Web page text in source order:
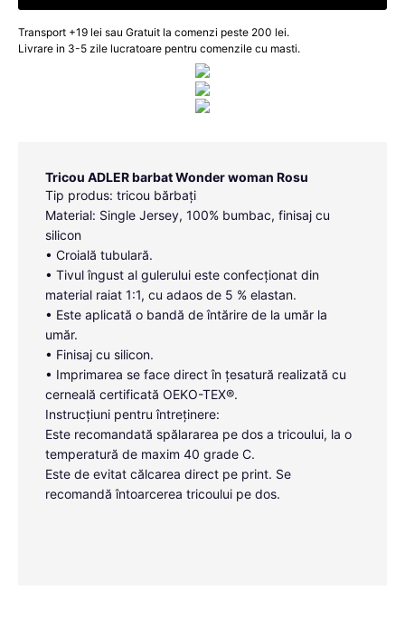
Transport +19 lei sau Gratuit la comenzi peste 200 lei.
Livrare in 3-5 zile lucratoare pentru comenzile cu masti.
Tricou ADLER barbat Wonder woman Rosu
Tip produs: tricou bărbați
Material: Single Jersey, 100% bumbac, finisaj cu
silicon
• Croială tubulară.
• Tivul îngust al gulerului este confecționat din
material raiat 1:1, cu adaos de 5 % elastan.
• Este aplicată o bandă de întărire de la umăr la
umăr.
• Finisaj cu silicon.
• Imprimarea se face direct în țesatură realizată cu
cerneală certificată OEKO-TEX®.
Instrucțiuni pentru întreținere:
Este recomandată spălararea pe dos a tricoului, la o
temperatură de maxim 40 grade C.
Este de evitat călcarea direct pe print. Se
recomandă întoarcerea tricoului pe dos.